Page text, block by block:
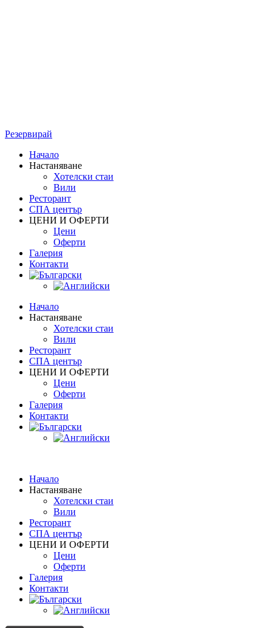
Резервирай
Начало
Настаняване
Хотелски стаи
Вили
Ресторант
СПА център
ЦЕНИ И ОФЕРТИ
Цени
Oферти
Галерия
Контакти
Начало
Настаняване
Хотелски стаи
Вили
Ресторант
СПА център
ЦЕНИ И ОФЕРТИ
Цени
Oферти
Галерия
Контакти
Начало
Настаняване
Хотелски стаи
Вили
Ресторант
СПА център
ЦЕНИ И ОФЕРТИ
Цени
Oферти
Галерия
Контакти